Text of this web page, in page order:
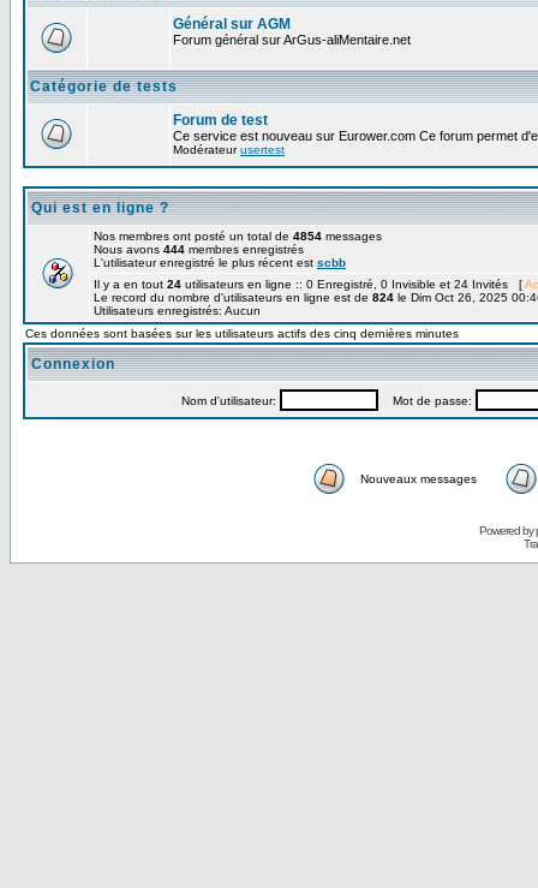
Général sur AGM
Forum général sur ArGus-aliMentaire.net
Catégorie de tests
Forum de test
Ce service est nouveau sur Eurower.com Ce forum permet
Modérateurusertest
Qui est en ligne ?
Nos membres ont posté un total de 4854 messages
Nous avons 444 membres enregistrés
L'utilisateur enregistré le plus récent est scbb
Il y a en tout 24 utilisateurs en ligne :: 0 Enregistré, 0 Invisible et 24 Invités [
Le record du nombre d'utilisateurs en ligne est de 824 le Dim Oct 26, 2025
Utilisateurs enregistrés: Aucun
Ces données sont basées sur les utilisateurs actifs des cinq dernières minutes
Connexion
Nom d'utilisateur: Mot de passe:
Nouveaux messages
Powered by